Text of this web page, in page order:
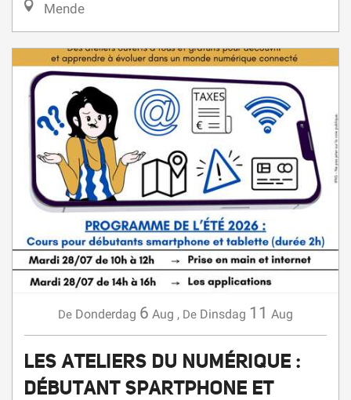
Mende
De Donderdag 6 Aug , De Dinsdag 11 Aug
LES ATELIERS DU NUMÉRIQUE :
DÉBUTANT SPARTPHONE ET